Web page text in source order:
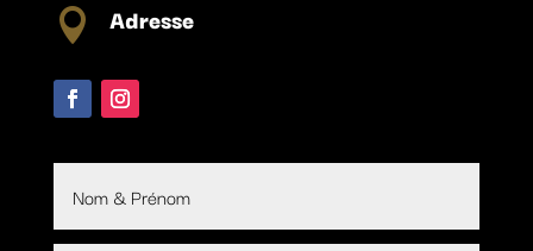
 Adresse